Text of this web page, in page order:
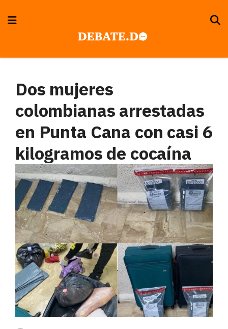
Dos mujeres
colombianas arrestadas
en Punta Cana con casi 6
kilogramos de cocaína